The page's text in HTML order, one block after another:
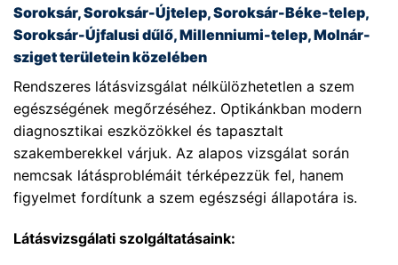
Soroksár, Soroksár-Újtelep, Soroksár-Béke-telep,
Soroksár-Újfalusi dűlő, Millenniumi-telep, Molnár-
sziget területein közelében
Rendszeres látásvizsgálat nélkülözhetetlen a szem
egészségének megőrzéséhez. Optikánkban modern
diagnosztikai eszközökkel és tapasztalt
szakemberekkel várjuk. Az alapos vizsgálat során
nemcsak látásproblémáit térképezzük fel, hanem
figyelmet fordítunk a szem egészségi állapotára is.
Látásvizsgálati szolgáltatásaink: